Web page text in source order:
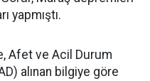
yapmıştı.
Afet ve Acil Durum
alınan bilgiye göre